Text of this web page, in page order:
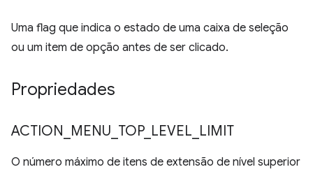
Uma flag que indica o estado de uma caixa de seleção
ou um item de opção antes de ser clicado.
Propriedades
ACTION MENU TOP_ LEVEL LIMIT
O número máximo de itens de extensão de nível superior